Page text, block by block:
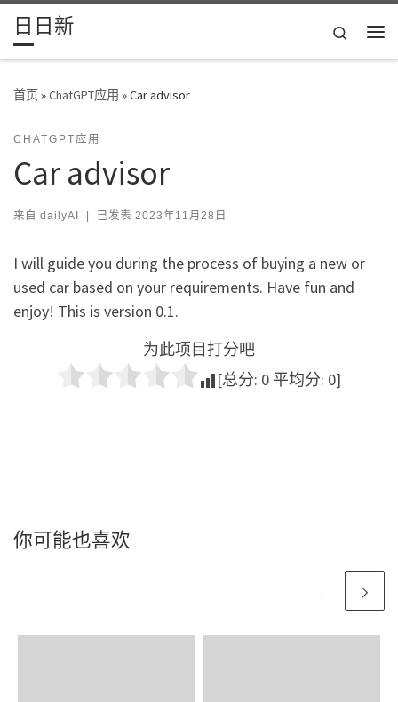
Skip to content
日日新
Search
首页»ChatGPT应用 »Car advisor
CHATGPT应用
Car advisor
来自 dailyAI | 已发表 2023年11月28日
I will guide you during the process of buying a new or
used car based on your requirements. Have fun and
enjoy! This is version 0.1.
为此项目打分吧
[总分: 0 平均分: 0]
你可能也喜欢